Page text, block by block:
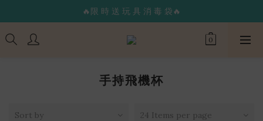
🔥限 時 送 玩 具 消 毒 袋🔥
🔥限 時 送 玩 具 消 毒 袋🔥
🌟365 天 全 年 無 休 天 天 出 貨🌟
🔥限 時 送 玩 具 消 毒 袋🔥
手持飛機杯
Sort by 24 Items per page